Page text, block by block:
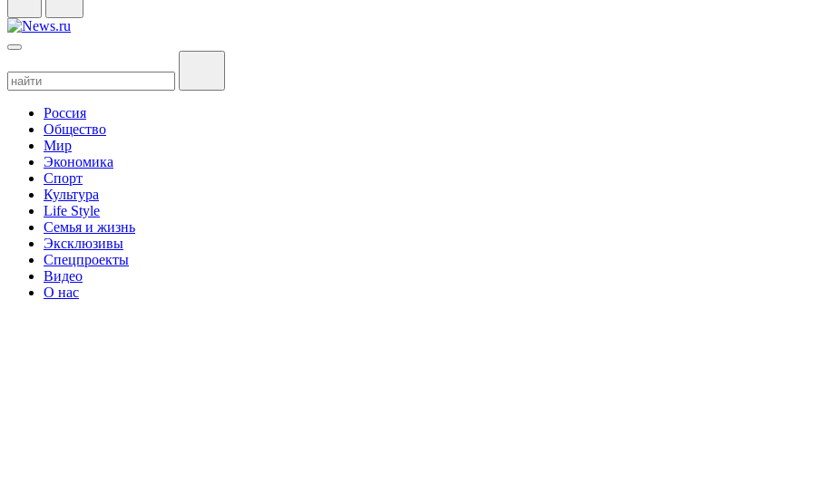
Россия
Общество
Мир
Экономика
Спорт
Культура
Life Style
Семья и жизнь
Эксклюзивы
Спецпроекты
Видео
О нас